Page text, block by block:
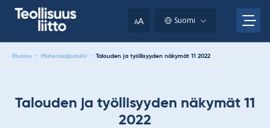
AA Suomi
Etusivu - Materiaalipankki - Talouden ja työllisyyden näkymät 11 2022
Talouden ja työllisyyden näkymät 11
2022
clipboard.)